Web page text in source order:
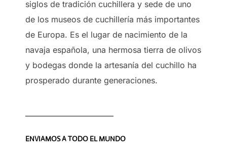
siglos de tradición cuchillera y sede de uno
de los museos de cuchillería más importantes
de Europa. Es el lugar de nacimiento de la
navaja española, una hermosa tierra de olivos
y bodegas donde la artesanía del cuchillo ha
prosperado durante generaciones.
ENVIAMOS A TODO EL MUNDO